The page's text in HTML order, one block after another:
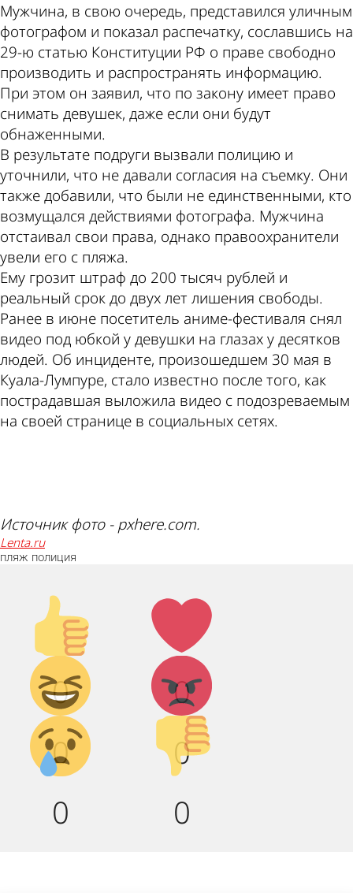
Мужчина, в свою очередь, представился уличным
фотографом и показал распечатку, сославшись на
29-ю статью Конституции РФ о праве свободно
производить и распространять информацию.
При этом он заявил, что по закону имеет право
снимать девушек, даже если они будут
обнаженными.
В результате подруги вызвали полицию и
уточнили, что не давали согласия на съемку. Они
также добавили, что были не единственными, кто
возмущался действиями фотографа. Мужчина
отстаивал свои права, однако правоохранители
увели его с пляжа.
Ему грозит штраф до 200 тысяч рублей и
реальный срок до двух лет лишения свободы.
Ранее в июне посетитель аниме-фестиваля снял
видео под юбкой у девушки на глазах у десятков
людей. Об инциденте, произошедшем 30 мая в
Куала-Лумпуре, стало известно после того, как
пострадавшая выложила видео с подозреваемым
на своей странице в социальных сетях.
Источник фото - pxhere.com.
lenta.ru
пляж полиция
Палец
вверх!
0
Лайк!
0
Дикий
смех!
0
Агрессия!
0
Грусть :(
0
Палец
вниз!
0